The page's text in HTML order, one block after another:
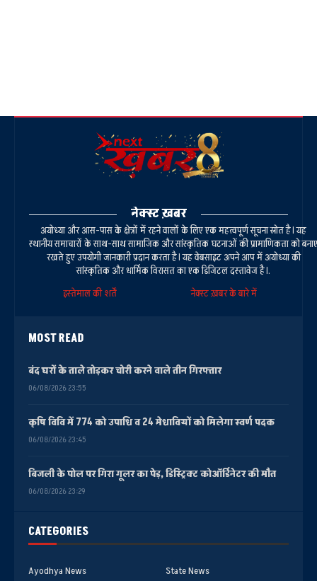
CATEGORIES
Ayodhya News State News
नेक्स्ट ख़बर
अयोध्या और आस-पास के क्षेत्रों में रहने वालों के लिए एक महत्वपूर्ण सूचना स्रोत है। यह
स्थानीय समाचारों के साथ-साथ सामाजिक और सांस्कृतिक घटनाओं की प्रामाणिकता को बनाए
रखते हुए उपयोगी जानकारी प्रदान करता है। यह वेबसाइट अपने आप में अयोध्या की
सांस्कृतिक और धार्मिक विरासत का एक डिजिटल दस्तावेज है।.
इस्तेमाल की शर्तें
नेक्स्ट ख़बर के बारे में
MOST READ
बंद घरों के ताले तोड़कर चोरी करने वाले तीन गिरफ्तार
06/08/2026 23:55
कृषि विवि में 774 को उपाधि व 24 मेधावियों को मिलेगा स्वर्ण पदक
06/08/2026 23:45
बिजली के पोल पर गिरा गूलर का पेड़, डिस्ट्रिक्ट कोऑर्डिनेटर की मौत
06/08/2026 23:29